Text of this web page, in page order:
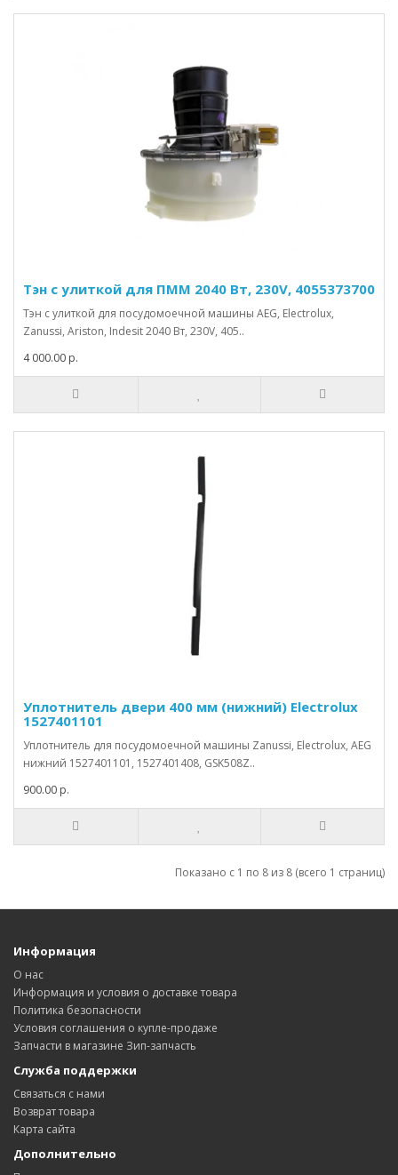
Тэн с улиткой для ПММ 2040 Вт, 230V, 4055373700
Тэн с улиткой для посудомоечной машины AEG, Electrolux,
Zanussi, Ariston, Indesit 2040 Вт, 230V, 405..
4 000.00 р.
Уплотнитель двери 400 мм (нижний) Electrolux
1527401101
Уплотнитель для посудомоечной машины Zanussi, Electrolux, AEG
нижний 1527401101, 1527401408, GSK508Z..
900.00 р.
Показано с 1 по 8 из 8 (всего 1 страниц)
Информация
О нас
Информация и условия о доставке товара
Политика безопасности
Условия соглашения о купле-продаже
Запчасти в магазине Зип-запчасть
Служба поддержки
Связаться с нами
Возврат товара
Карта сайта
Дополнительно